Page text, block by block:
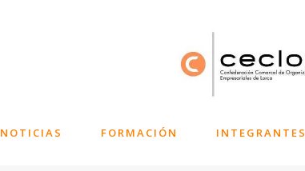
NOTICIAS FORMACIÓN INTEGRANTES